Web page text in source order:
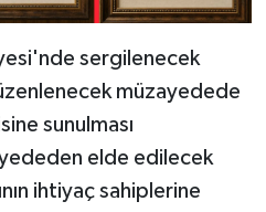
sergilenecek
müzayedede
sunulması
elde edilecek
ihtiyaç sahiplerine